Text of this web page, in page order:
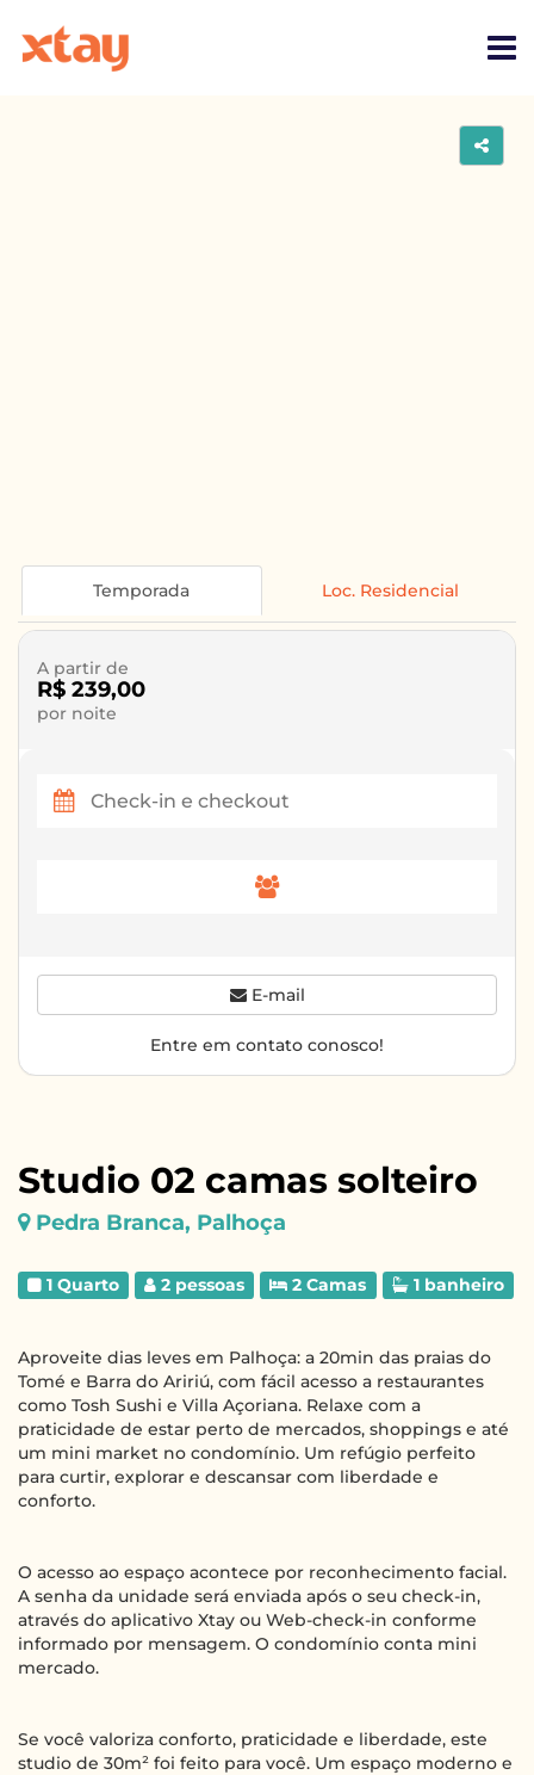
Studio 02 camas solteiro
Pedra Branca, Palhoça
1 Quarto 2 pessoas 2 Camas 1 banheiro
Aproveite dias leves em Palhoça: a 20min das praias do
Tomé e Barra do Aririú, com fácil acesso a restaurantes
como Tosh Sushi e Villa Açoriana. Relaxe com a
praticidade de estar perto de mercados, shoppings e até
um mini market no condomínio. Um refúgio perfeito
para curtir, explorar e descansar com liberdade e
conforto.
O acesso ao espaço acontece por reconhecimento facial.
A senha da unidade será enviada após o seu check-in,
através do aplicativo Xtay ou Web-check-in conforme
informado por mensagem. O condomínio conta mini
mercado.
Se você valoriza conforto, praticidade e liberdade, este
studio de 30m² foi feito para você. Um espaço moderno e
Temporada Loc. Residencial
A partir de
R$ 239,00
por noite
E-mail
Entre em contato conosco!